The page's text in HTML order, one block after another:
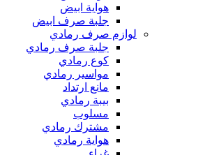
هواية ابيض
جلبة صرف ابيض
لوازم صرف رمادي
جلبة صرف رمادي
كوع رمادي
مواسير رمادي
مانع ارتداد
بيبة رمادي
مسلوب
مشترك رمادي
هواية رمادي